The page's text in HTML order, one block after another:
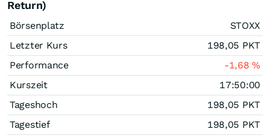
Return)
Börsenplatz
STOXX
Letzter Kurs
198,05 PKT
Performance
-1,68%
Kurszeit
17:50:00
Tageshoch
198,05 PKT
Tagestief
198,05 PKT